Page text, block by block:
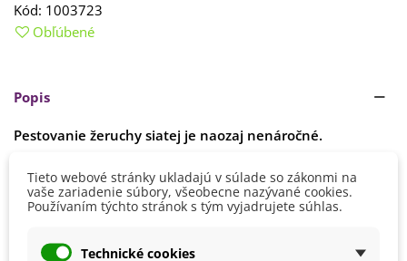
Kód: 1003723
Obľúbené
Popis
Pestovanie žeruchy siatej je naozaj nenáročné.
substrátom či vatou. Odporúča saslnečné alebo
polotienisté miesto, avšak pozor na priame slnko za
oknom, ktoré môže substrát rýchlo vysušiť. Ideálna hĺbka
dostatočná zálievka.
Čítaj viac
Tieto webové stránky ukladajú v súlade so zákonmi na
vaše zariadenie súbory, všeobecne nazývané cookies.
Používaním týchto stránok s tým vyjadrujete súhlas.
Technické cookies